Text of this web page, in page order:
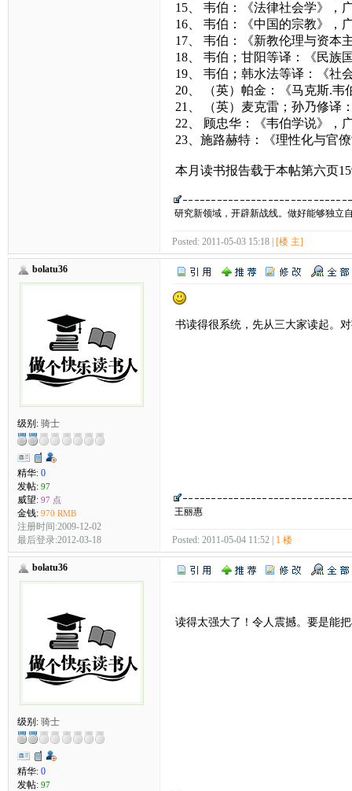
15、 韦伯：《法律社会学》，
16、 韦伯：《中国的宗教》，
17、 韦伯：《新教伦理与资本
18、 韦伯；甘阳等译：《民族
19、 韦伯；韩水法等译：《社
20、 （英）帕金：《马克斯.韦
21、 （英）麦克雷；孙乃修译
22、 顾忠华：《韦伯学说》，
23、施路赫特：《理性化与官
本月读书报告载于本帖第六页
研究新领域，开辟新战线。做好能够独立
Posted: 2011-05-03 15:18 | [楼 主]
bolatu36
级别: 骑士
精华: 0
发帖: 97
威望: 97 点
金钱: 970 RMB
注册时间:2009-12-02
最后登录:2012-03-18
书读得很系统，先从三大家读起。
王丽惠
Posted: 2011-05-04 11:52 | 1 楼
bolatu36
级别: 骑士
精华: 0
发帖: 97
读得太强大了！令人震撼。要是能